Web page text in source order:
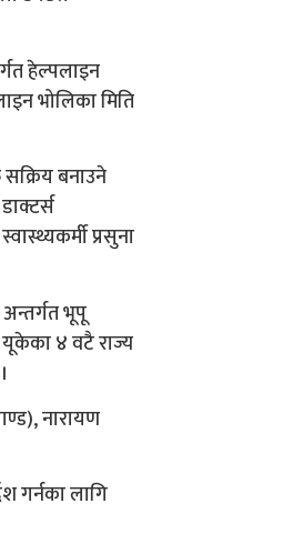
हेल्पलाइन
भोलिका मिति
बनाउने
प्रसुना
भूपू
यूकेका ४ वटै राज्य
नारायण
गर्नका लागि